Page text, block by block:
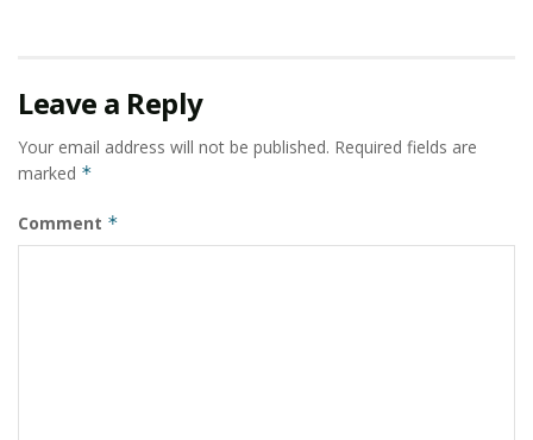
Leave a Reply
Your email address will not be published. Required fields are
marked *
Comment *